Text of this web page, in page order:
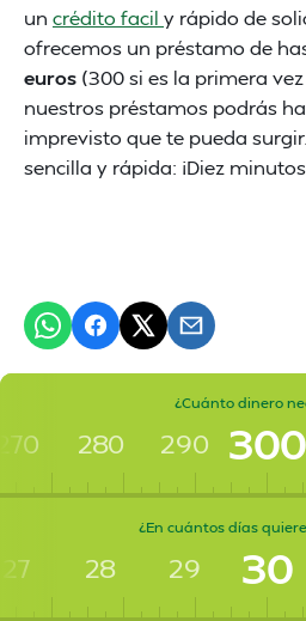
un crédito facil y rápido de
ofrecemos un préstamo de
euros (300 si es la primera
nuestros préstamos podrás
imprevisto que te pueda
sencilla y rápida: ¡Diez
¿Cuánto dinero
280 290 300
¿En cuántos días
27 28 29 30